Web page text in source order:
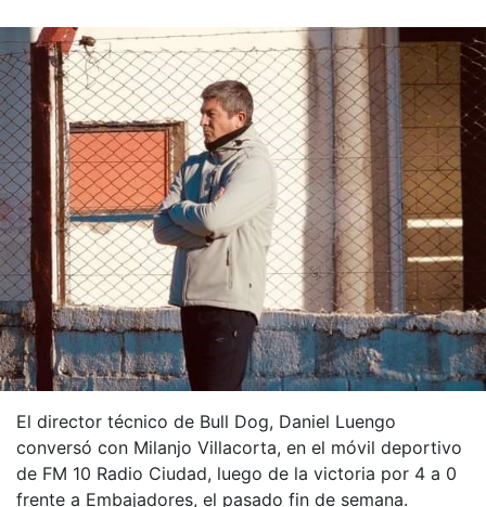
El director técnico de Bull Dog, Daniel Luengo
conversó con Milanjo Villacorta, en el móvil deportivo
de FM 10 Radio Ciudad, luego de la victoria por 4 a 0
frente a Embajadores, el pasado fin de semana.